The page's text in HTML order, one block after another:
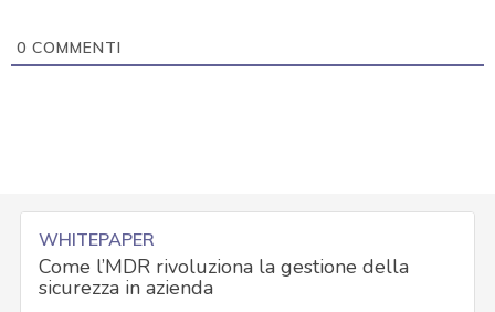
0 COMMENTI
WHITEPAPER
Come l’MDR rivoluziona la gestione della
sicurezza in azienda